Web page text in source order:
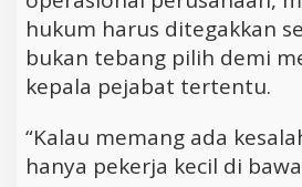
hukum harus ditegakkan
bukan tebang pilih demi
kepala pejabat tertentu.
“Kalau memang ada
hanya pekerja kecil di